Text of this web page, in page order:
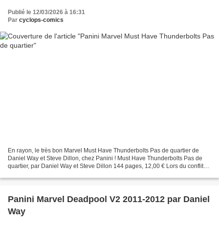
Publié le 12/03/2026 à 16:31
Par cyclops-comics
En rayon, le très bon Marvel Must Have Thunderbolts Pas de quartier de
Daniel Way et Steve Dillon, chez Panini ! Must Have Thunderbolts Pas de
quartier, par Daniel Way et Steve Dillon 144 pages, 12,00 € Lors du conflit
Panini Marvel Deadpool V2 2011-2012 par Daniel
Way